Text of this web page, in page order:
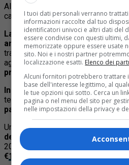
Al suo debutto, la Panda 3
cavalli ecostava, in allestimento
La terza generazione della
ancora oggi:monta un motore 1.0
tratti dello stesso modello, monta
aggiuntivi per essere conforme
prezzo? €15,920.
In vent’anni, seppur non siano
tecnologiche,la Panda ha
partenza del 97,4%
Un prezzo chenon ha nulla a
dell’inflazione.
Seguendo
2004 ad oggi la Fiat Panda
€11,719.
I tuoi dati personali verranno
informazioni raccolte dal tuo
identificatori univoci e altri dati del
essere condivise con questi ultimi,
memorizzate oppure essere usate
sito. Noi e i nostri partner
localizzazione esatti. Elenco dei
Alcuni fornitori potrebbero trattare
base dell'interesse legittimo, al
le tue opzioni qui sotto. Cerca un
pagina o nel menu del sito per
nelle impostazioni della privacy e